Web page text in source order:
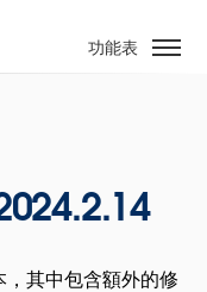
功能表
其中包含額外的修